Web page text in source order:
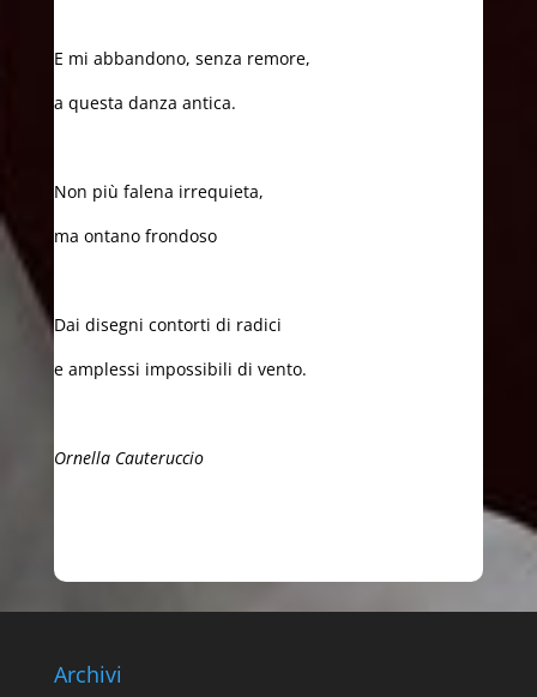
E mi abbandono, senza remore,
a questa danza antica.
Non più falena irrequieta,
ma ontano frondoso
Dai disegni contorti di radici
e amplessi impossibili di vento.
Ornella Cauteruccio
Archivi